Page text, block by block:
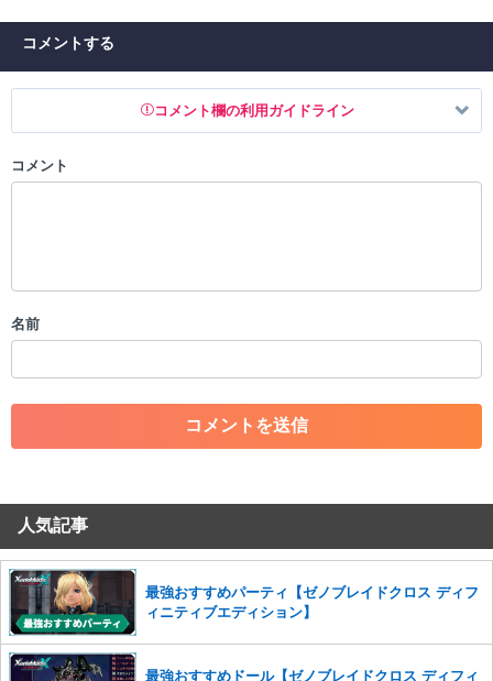
コメントする
コメント欄の利用ガイドライン
以下の書き込みを禁止とし、場合によってはコメント削除や書き込み制
・一度削除された投稿を再び投稿すること
・アカウントの売買など金銭が絡む内容の投稿
・各ゲームのネタバレを含む内容の投稿
・その他、管理者が不適切と判断した投稿
コメントの削除を申請する
せていただきます。ご了承ください。
※一度削除したコメントは復元ができませんのでご注意くだ
さい。
また、過度な利用規約の違反や、弊社に損害の及ぶ内容の書き込みがあ
った場合は、法的措置をとらせていただく場合もございますので、あら
コメント
名前
人気記事
最強おすすめパーティ【ゼノブレイドクロス ディフ
ィニティブエディション】
最強おすすめドール【ゼノブレイドクロス ディフィ